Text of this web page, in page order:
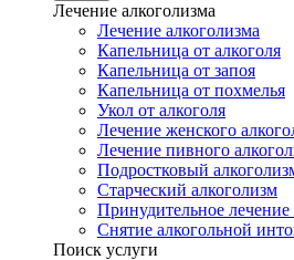
Лечение алкоголизма
Лечение алкоголизма
Капельница от алкоголя
Капельница от запоя
Капельница от похмелья
Укол от алкоголя
Лечение женского
Лечение пивного
Подростковый
Старческий алкоголизм
Принудительное лечение
Снятие алкогольной
Поиск услуги